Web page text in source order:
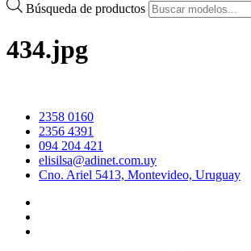
Búsqueda de productos
434.jpg
2358 0160
2356 4391
094 204 421
elisilsa@adinet.com.uy
Cno. Ariel 5413, Montevideo, Uruguay